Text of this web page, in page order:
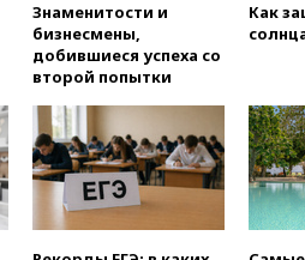
арсенала США
вчера, 23:28
вчера, 23:15В
ребенок и
при падении
время урагана
вчера, 22:55В
пятницу
Знаменитости и
бизнесмены,
добившиеся успеха со
второй попытки
Как